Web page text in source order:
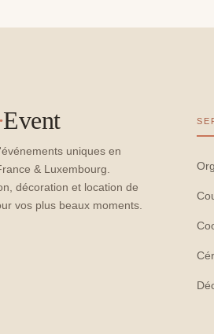
Event
uniques en
& Luxembourg.
décoration et location de
vos plus beaux moments.